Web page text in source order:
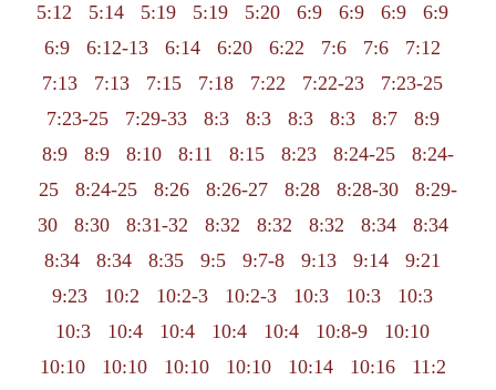
5:12
5:14 5:19 5:19 5:20 6:9 6:9 6:9
6:9
6:9
6:12-13 6:14 6:20 6:22 7:6 7:6
7:12
7:13
7:13 7:15 7:18 7:22 7:22-23
7:23-25
7:23-25
7:29-33 8:3 8:3 8:3 8:3 8:7
8:9
8:9
8:9 8:10 8:11 8:15 8:23 8:24-25
8:24-
25
8:24-25 8:26 8:26-27 8:28 8:28-30
8:29-
30
8:30 8:31-32 8:32 8:32 8:32 8:34
8:34
8:34
8:34 8:35 9:5 9:7-8 9:13 9:14
9:21
9:23
10:2 10:2-3 10:2-3 10:3 10:3
10:3
10:3
10:4 10:4 10:4 10:4 10:8-9
10:10
10:10
10:10 10:10 10:10 10:14 10:16
11:2